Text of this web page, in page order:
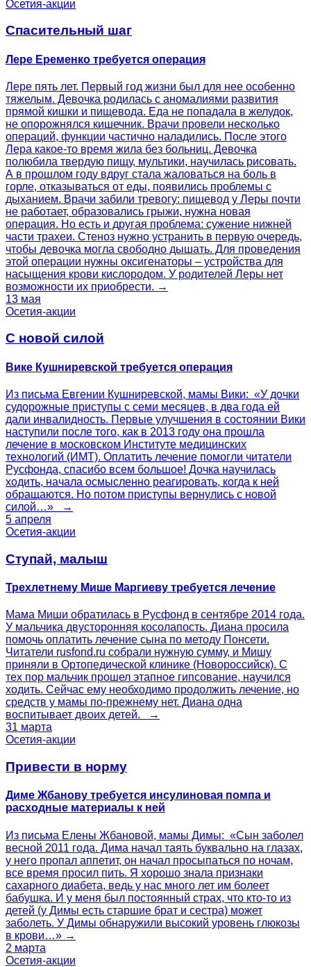
Осетия-акции
Спасительный шаг
Лере Еременко требуется операция
Лере пять лет. Первый год жизни был для нее особенно
тяжелым. Девочка родилась с аномалиями развития
прямой кишки и пищевода. Еда не попадала в желудок,
не опорожнялся кишечник. Врачи провели несколько
операций, функции частично наладились. После этого
Лера какое-то время жила без больниц. Девочка
полюбила твердую пищу, мультики, научилась рисовать.
А в прошлом году вдруг стала жаловаться на боль в
горле, отказываться от еды, появились проблемы с
дыханием. Врачи забили тревогу: пищевод у Леры почти
не работает, образовались грыжи, нужна новая
операция. Но есть и другая проблема: сужение нижней
части трахеи. Стеноз нужно устранить в первую очередь,
чтобы девочка могла свободно дышать. Для проведения
этой операции нужны оксигенаторы – устройства для
насыщения крови кислородом. У родителей Леры нет
возможности их приобрести. →
13 мая
Осетия-акции
С новой силой
Вике Кушниревской требуется операция
Из письма Евгении Кушниревской, мамы Вики: «У дочки
судорожные приступы с семи месяцев, в два года ей
дали инвалидность. Первые улучшения в состоянии Вики
наступили после того, как в 2013 году она прошла
лечение в московском Институте медицинских
технологий (ИМТ). Оплатить лечение помогли читатели
Русфонда, спасибо всем большое! Дочка научилась
ходить, начала осмысленно реагировать, когда к ней
обращаются. Но потом приступы вернулись с новой
силой…» →
5 апреля
Осетия-акции
Ступай, малыш
Трехлетнему Мише Маргиеву требуется лечение
Мама Миши обратилась в Русфонд в сентябре 2014 года.
У мальчика двусторонняя косолапость. Диана просила
помочь оплатить лечение сына по методу Понсети.
Читатели rusfond.ru собрали нужную сумму, и Мишу
приняли в Ортопедической клинике (Новороссийск). С
тех пор мальчик прошел этапное гипсование, научился
ходить. Сейчас ему необходимо продолжить лечение, но
средств у мамы по-прежнему нет. Диана одна
воспитывает двоих детей. →
31 марта
Осетия-акции
Привести в норму
Диме Жбанову требуется инсулиновая помпа и
расходные материалы к ней
Из письма Елены Жбановой, мамы Димы: «Сын заболел
весной 2011 года. Дима начал таять буквально на глазах,
у него пропал аппетит, он начал просыпаться по ночам,
все время просил пить. Я хорошо знала признаки
сахарного диабета, ведь у нас много лет им болеет
бабушка. И у меня был постоянный страх, что кто-то из
детей (у Димы есть старшие брат и сестра) может
заболеть. У Димы обнаружили высокий уровень глюкозы
в крови…» →
2 марта
Осетия-акции